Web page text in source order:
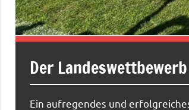
Der
Ein aufregendes und